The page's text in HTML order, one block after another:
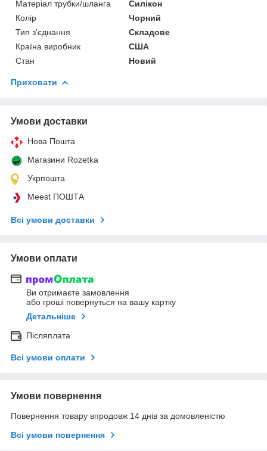
Матеріал трубки/шланга
Силікон
Колір
Чорний
Тип з'єднання
Складове
Країна виробник
США
Стан
Новий
Приховати
Умови доставки
Нова Пошта
Магазини Rozetka
Укрпошта
Meest ПОШТА
Всі умови доставки
Умови оплати
Ви отримаєте замовлення
або гроші повернуться на вашу картку
Детальніше
Післяплата
Всі умови оплати
Умови повернення
Повернення товару впродовж 14 днів за домовленістю
Всі умови повернення